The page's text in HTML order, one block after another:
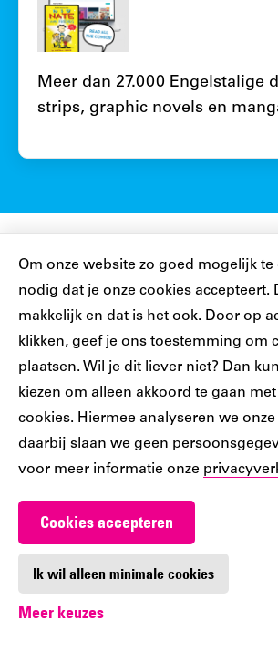
Cookiebar
Om onze website zo goed mogelijk
nodig dat je onze cookies accepteert.
makkelijk en dat is het ook. Door op
klikken, geef je ons toestemming om
plaatsen. Wil je dit liever niet? Dan
kiezen om alleen akkoord te gaan
cookies. Hiermee analyseren we
daarbij slaan we geen
voor meer informatie onze
Cookies accepteren
Ik wil alleen minimale cookies
Meer keuzes
Meer dan 27.000 Engelstalige
strips, graphic novels en
Om deze video te bekijken, moet je
accepteren.
Accepteer cookies